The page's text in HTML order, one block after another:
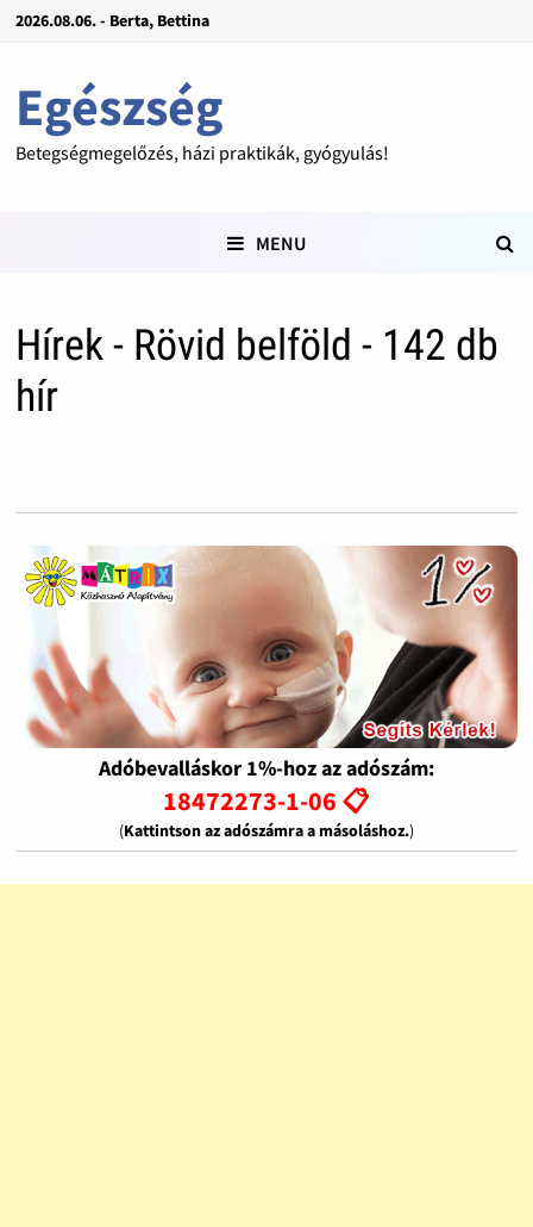
2026.08.06. - Berta, Bettina
Egészség
Betegségmegelőzés, házi praktikák, gyógyulás!
MENU
Hírek - Rövid belföld - 142 db
hír
Adóbevalláskor 1%-hoz az adószám:
18472273-1-06 📋
(Kattintson az adószámra a másoláshoz.)